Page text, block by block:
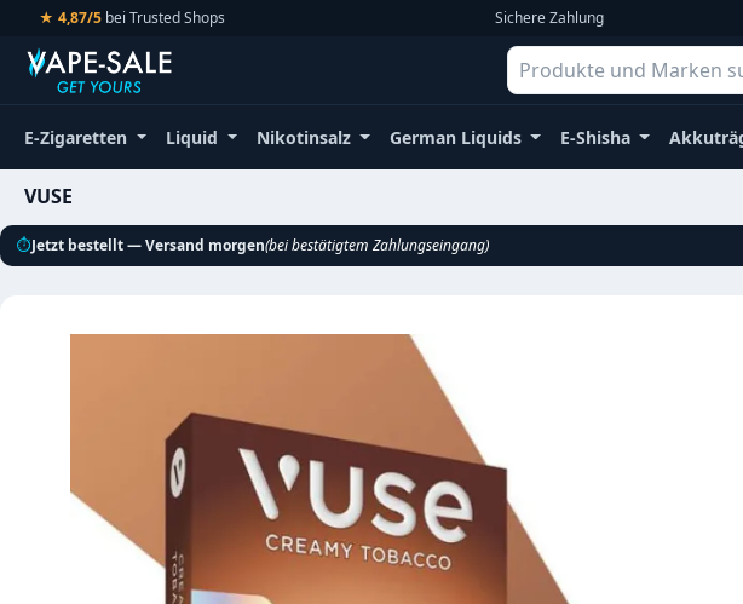
Hauptinhalt springen
Zur Suche springen
Zur Hauptnavigation springen
★ 4,87/5 bei Trusted Shops Sichere Zahlung
E-Zigaretten Liquid Nikotinsalz German Liquids E-Shisha
VUSE
⏱Jetzt bestellt — Versand morgen(bei bestätigtem Zahlungseingang)